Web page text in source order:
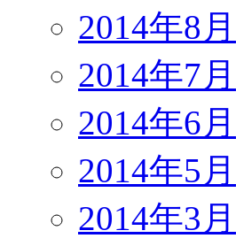
2014年8月
2014年7月
2014年6月
2014年5月
2014年3月